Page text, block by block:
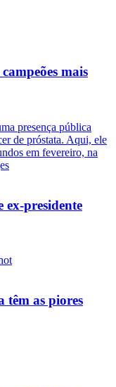
mais
ex-presidente
têm as piores